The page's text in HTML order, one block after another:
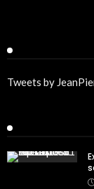
Tweets by